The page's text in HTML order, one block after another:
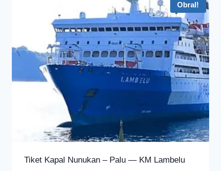
Obral!
Tiket Kapal Nunukan – Palu — KM Lambelu